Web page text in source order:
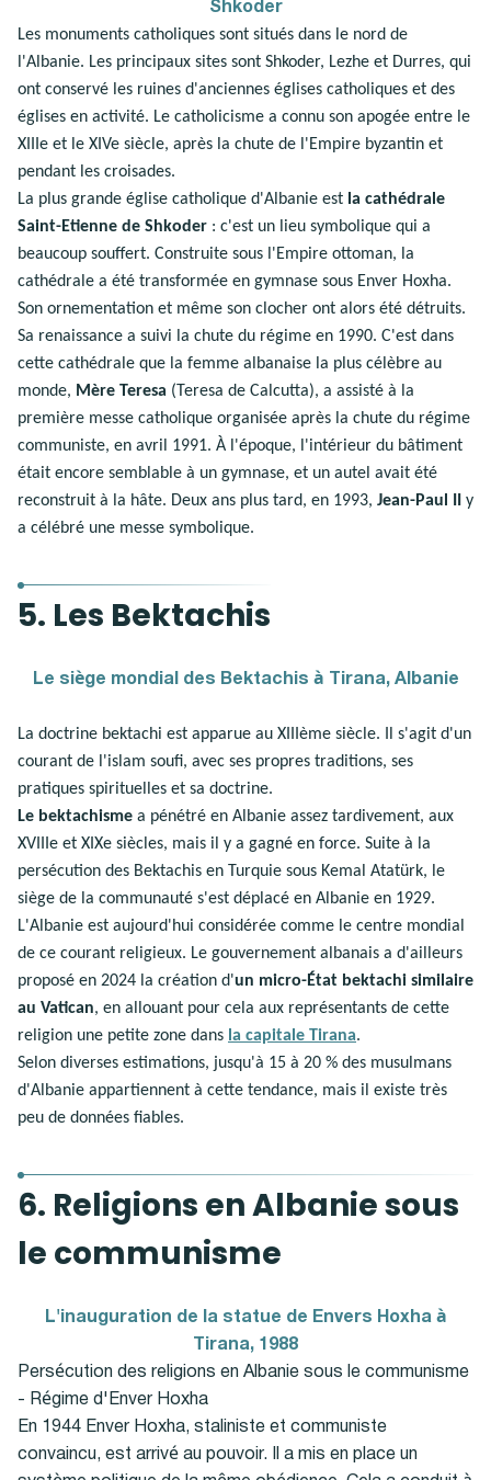
Shkoder
Les monuments catholiques sont situés dans le nord de
l'Albanie. Les principaux sites sont Shkoder, Lezhe et Durres, qui
ont conservé les ruines d'anciennes églises catholiques et des
églises en activité. Le catholicisme a connu son apogée entre le
XIIIe et le XIVe siècle, après la chute de l'Empire byzantin et
pendant les croisades.
La plus grande église catholique d'Albanie est la cathédrale
Saint-Etienne de Shkoder : c'est un lieu symbolique qui a
beaucoup souffert. Construite sous l'Empire ottoman, la
cathédrale a été transformée en gymnase sous Enver Hoxha.
Son ornementation et même son clocher ont alors été détruits.
Sa renaissance a suivi la chute du régime en 1990. C'est dans
cette cathédrale que la femme albanaise la plus célèbre au
monde, Mère Teresa (Teresa de Calcutta), a assisté à la
première messe catholique organisée après la chute du régime
communiste, en avril 1991. À l'époque, l'intérieur du bâtiment
était encore semblable à un gymnase, et un autel avait été
reconstruit à la hâte. Deux ans plus tard, en 1993, Jean-Paul II
y
a célébré une messe symbolique.
5. Les Bektachis
Le siège mondial des Bektachis à Tirana, Albanie
La doctrine bektachi est apparue au XIIIème siècle. Il s'agit d'un
courant de l'islam soufi, avec ses propres traditions, ses
pratiques spirituelles et sa doctrine.
Le bektachisme a pénétré en Albanie assez tardivement, aux
XVIIIe et XIXe siècles, mais il y a gagné en force. Suite à la
persécution des Bektachis en Turquie sous Kemal Atatürk, le
siège de la communauté s'est déplacé en Albanie en 1929.
L'Albanie est aujourd'hui considérée comme le centre mondial
de ce courant religieux. Le gouvernement albanais a d'ailleurs
proposé en 2024 la création d'un micro-État bektachi similaire
au Vatican, en allouant pour cela aux représentants de cette
religion une petite zone dans la capitale Tirana.
Selon diverses estimations, jusqu'à 15 à 20 % des musulmans
d'Albanie appartiennent à cette tendance, mais il existe très
peu de données fiables.
6. Religions en Albanie sous
le communisme
L'inauguration de la statue de Envers Hoxha à
Tirana, 1988
Persécution des religions en Albanie sous le communisme
- Régime d'Enver Hoxha
En 1944 Enver Hoxha, staliniste et communiste
convaincu, est arrivé au pouvoir. Il a mis en place un